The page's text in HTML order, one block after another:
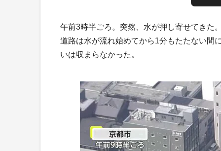
午前3時半ごろ。突然、水が押し寄せてきた
道路は水が流れ始めてから1分もたたない間
いは収まらなかった。